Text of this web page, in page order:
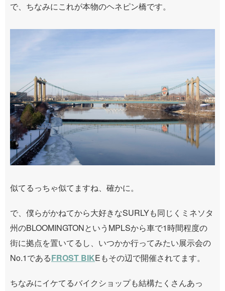
で、ちなみにこれが本物のヘネピン橋です。
似てるっちゃ似てますね、確かに。
で、僕らがかねてから大好きなSURLYも同じくミネソタ
州のBLOOMINGTONというMPLSから車で1時間程度の
街に拠点を置いてるし、いつかか行ってみたい展示会の
No.1であるFROST BIKEもその辺で開催されてます。
ちなみにイケてるバイクショップも結構たくさんあっ